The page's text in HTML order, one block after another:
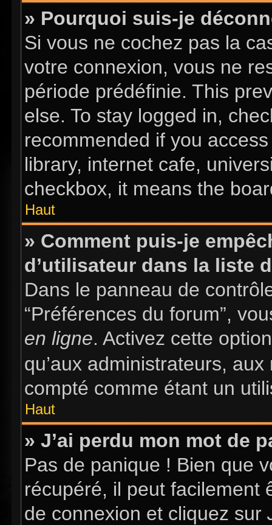
» Pourquoi suis-je
Si vous ne cochez pas la
votre connexion, vous ne
période prédéfinie. This
else. To stay logged in,
recommended if you
library, internet cafe,
checkbox, it means the
Haut
» Comment puis-je
d’utilisateur dans la liste
Dans le panneau de
“Préférences du forum”,
en ligne. Activez cette
qu’aux administrateurs,
compté comme étant un
Haut
» J’ai perdu mon mot de
Pas de panique ! Bien que
récupéré, il peut facilement
de connexion et cliquez sur